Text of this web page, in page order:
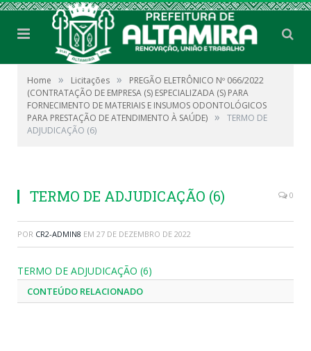
Home » Licitações »
PREGÃO ELETRÔNICO Nº 066/2022
(CONTRATAÇÃO DE EMPRESA (S) ESPECIALIZADA (S) PARA
FORNECIMENTO DE MATERIAIS E INSUMOS ODONTOLÓGICOS
PARA PRESTAÇÃO DE ATENDIMENTO À SAÚDE) »
TERMO DE
ADJUDICAÇÃO (6)
TERMO DE ADJUDICAÇÃO (6) 0
POR CR2-ADMIN8 EM 27 DE DEZEMBRO DE 2022
TERMO DE ADJUDICAÇÃO (6)
CONTEÚDO RELACIONADO